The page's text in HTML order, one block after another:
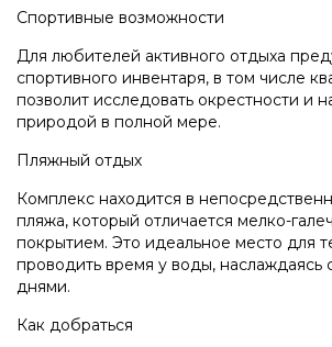
Спортивные возможности
Для любителей активного отдыха
спортивного инвентаря, в том числе
позволит исследовать окрестности и
природой в полной мере.
Пляжный отдых
Комплекс находится в
пляжа, который отличается мелко-
покрытием. Это идеальное место для
проводить время у воды, наслаждаясь
днями.
Как добраться